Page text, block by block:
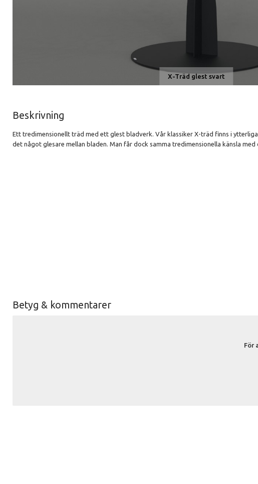
X-Träd glest svart
Beskrivning
Ett tredimensionellt träd med ett glest bladverk. Vår klassiker X-träd finns i
det något glesare mellan bladen. Man får dock samma tredimensionella känsla
Betyg & kommentarer
För